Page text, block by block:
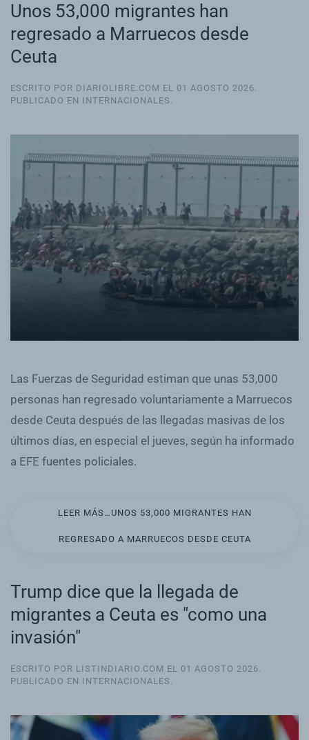
Unos 53,000 migrantes han
regresado a Marruecos desde
Ceuta
ESCRITO POR DIARIOLIBRE.COM EL 01 AGOSTO 2026.
PUBLICADO EN INTERNACIONALES .
Las Fuerzas de Seguridad estiman que unas 53,000
personas han regresado voluntariamente a Marruecos
desde Ceuta después de las llegadas masivas de los
últimos días, en especial el jueves, según ha informado
a EFE fuentes policiales.
LEER MÁS…UNOS 53,000 MIGRANTES HAN
REGRESADO A MARRUECOS DESDE CEUTA
Trump dice que la llegada de
migrantes a Ceuta es "como una
invasión"
ESCRITO POR LISTINDIARIO.COM EL 01 AGOSTO 2026.
PUBLICADO EN INTERNACIONALES .